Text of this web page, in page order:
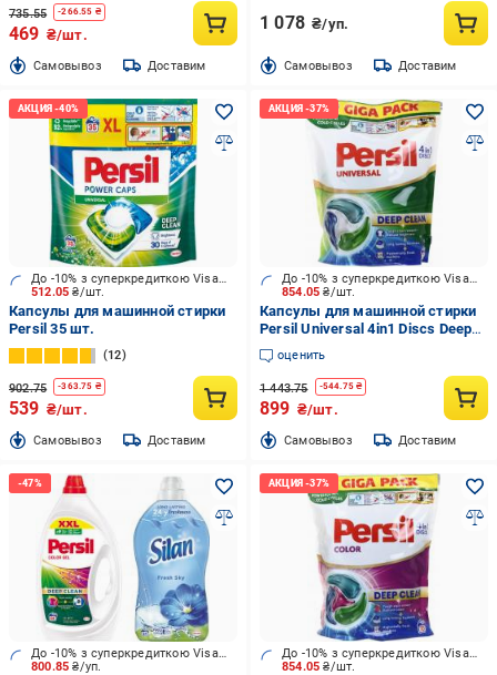
735.55 -266.55 ₴
469 ₴/шт.
Cамовывоз Доставим
1 078 ₴/уп.
Cамовывоз Доставим
512.05₴/шт.
До -10% з суперкредиткою Visa Вигода
Капсулы для машинной стирки
Persil 35 шт.
12
902.75 -363.75 ₴
539 ₴/шт.
Cамовывоз Доставим
854.05₴/шт.
До -10% з суперкредиткою Visa Вигода
Капсулы для машинной стирки
Persil Universal 4in1 Discs Deep
Clean 70 шт.
оценить
1 443.75 -544.75₴
899 ₴/шт.
Cамовывоз Доставим
800.85₴/уп.
До -10% з суперкредиткою Visa Вигода
854.05₴/шт.
До -10% з суперкредиткою Visa Вигода